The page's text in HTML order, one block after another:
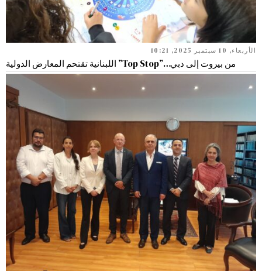
الأربعاء, 10 سبتمبر 2025, 10:21
من بيروت إلى دبي…”Top Stop” اللبنانية تقتحم المعارض الدولية